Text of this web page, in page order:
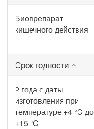
Биопрепарат
кишечного действия
Срок годности
2 года с даты
изготовления при
температуре +4 °C до
+15 °C